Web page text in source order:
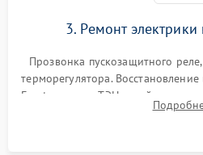
3. Ремонт
Прозвонка пускозащитного
терморегулятора.
Frost, включая ТЭН оттайки и
платы управления при